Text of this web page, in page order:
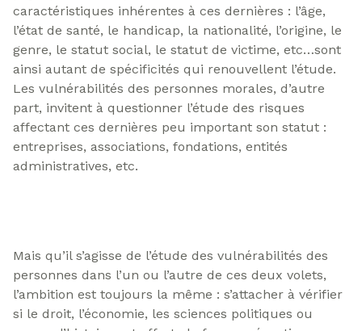
caractéristiques inhérentes à ces dernières : l’âge,
l’état de santé, le handicap, la nationalité, l’origine, le
genre, le statut social, le statut de victime, etc…sont
ainsi autant de spécificités qui renouvellent l’étude.
Les vulnérabilités des personnes morales, d’autre
part, invitent à questionner l’étude des risques
affectant ces dernières peu important son statut :
entreprises, associations, fondations, entités
administratives, etc.
Mais qu’il s’agisse de l’étude des vulnérabilités des
personnes dans l’un ou l’autre de ces deux volets,
l’ambition est toujours la même : s’attacher à vérifier
si le droit, l’économie, les sciences politiques ou